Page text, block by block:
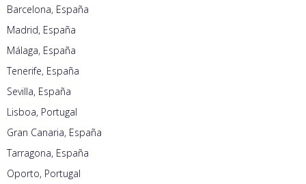
Barcelona, España
Madrid, España
Málaga, España
Tenerife, España
Sevilla, España
Lisboa, Portugal
Gran Canaria, España
Tarragona, España
Oporto, Portugal